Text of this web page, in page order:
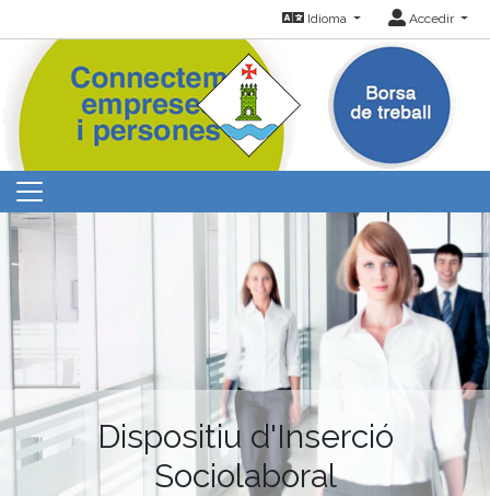
Idioma Accedir
Dispositiu d'Inserció
Sociolaboral